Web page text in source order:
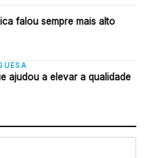
falou sempre mais alto
ajudou a elevar a qualidade